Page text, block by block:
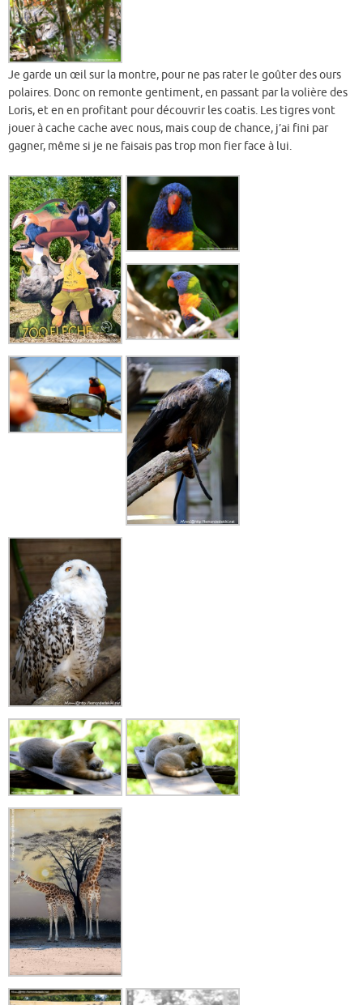
Je garde un œil sur la montre, pour ne pas rater le goûter des ours
polaires. Donc on remonte gentiment, en passant par la volière des
Loris, et en en profitant pour découvrir les coatis. Les tigres vont
jouer à cache cache avec nous, mais coup de chance, j’ai fini par
gagner, même si je ne faisais pas trop mon fier face à lui.